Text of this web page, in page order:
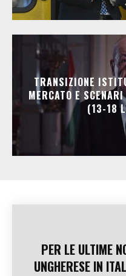
TRANSIZIONE
MERCATO E
(13-18
PER LE ULTIME
UNGHERESE IN